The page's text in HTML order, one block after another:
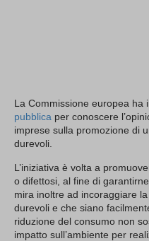
La Commissione europea ha
pubblica per conoscere
imprese sulla promozione di
durevoli.
L’iniziativa è volta a
o difettosi, al fine di
mira inoltre ad incoraggiare
durevoli e che siano
riduzione del consumo non
impatto sull’ambiente per